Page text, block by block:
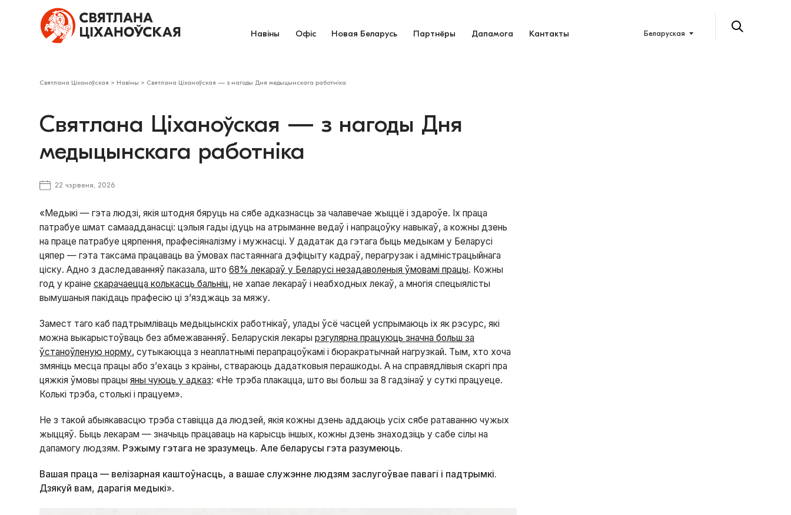
Навіны Офіс Новая Беларусь Партнёры Дапамога Кантакты Беларуская
Святлана Ціханоўская > Навіны > Святлана Ціханоўская — з нагоды Дня медыцынскага работніка
Святлана Ціханоўская — з нагоды Дня
медыцынскага работніка
22 чэрвеня, 2026
«Медыкі — гэта людзі, якія штодня бяруць на сябе адказнасць за чалавечае жыццё і здароўе. Іх праца
патрабуе шмат самаадданасці: цэлыя гады ідуць на атрыманне ведаў і напрацоўку навыкаў, а кожны дзень
на праце патрабуе цярпення, прафесіяналізму і мужнасці. У дадатак да гэтага быць медыкам у Беларусі
цяпер — гэта таксама працаваць ва ўмовах пастаяннага дэфіцыту кадраў, перагрузак і адміністрацыйнага
ціску. Адно з даследаванняў паказала, што68% лекараў у Беларусі незадаволеныя ўмовамі працы. Кожны
год у краінескарачаецца колькасць бальніц, не хапае лекараў і неабходных лекаў, а многія спецыялісты
вымушаныя пакідаць прафесію ці з’язджаць за мяжу.
Замест таго каб падтрымліваць медыцынскіх работнікаў, улады ўсё часцей успрымаюць іх як рэсурс, які
можна выкарыстоўваць без абмежаванняў. Беларускія лекарырэгулярна працуюць значна больш за
ўстаноўленую норму, сутыкаюцца з неаплатнымі перапрацоўкамі і бюракратычнай нагрузкай. Тым, хто хоча
змяніць месца працы або з’ехаць з краіны, ствараюць дадатковыя перашкоды. А на справядлівыя скаргі пра
цяжкія ўмовы працыяны чуюць у адказ: «Не трэба плакацца, што вы больш за 8 гадзінаў у суткі працуеце.
Колькі трэба, столькі і працуем».
Не з такой абыякавасцю трэба ставіцца да людзей, якія кожны дзень аддаюць усіх сябе ратаванню чужых
жыццяў. Быць лекарам — значыць працаваць на карысць іншых, кожны дзень знаходзіць у сабе сілы на
дапамогу людзям. Рэжыму гэтага не зразумець. Але беларусы гэта разумеюць.
Вашая праца — велізарная каштоўнасць, а вашае служэнне людзям заслугоўвае павагі і падтрымкі.
Дзякуй вам, дарагія медыкі».